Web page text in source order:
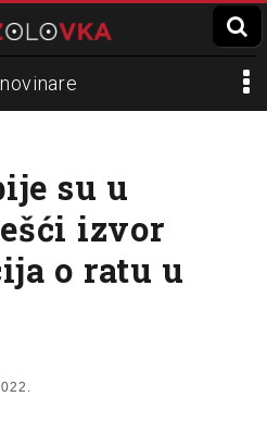
mediji
Ćuruvija
su u
izvor
o ratu u